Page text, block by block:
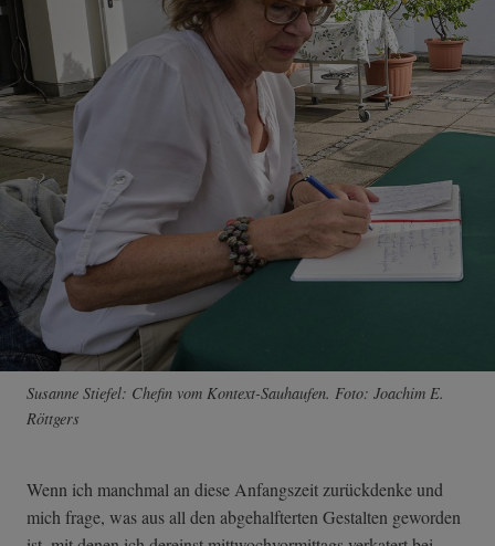
Susanne Stiefel: Chefin vom Kontext-Sauhaufen. Foto: Joachim E.
Röttgers
Wenn ich manchmal an diese Anfangszeit zurückdenke und
mich frage, was aus all den abgehalfterten Gestalten geworden